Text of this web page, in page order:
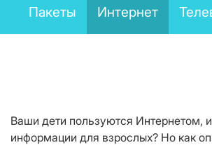
services
Пакеты Интернет
Ваши дети пользуются Интернетом,
информации для взрослых? Но как